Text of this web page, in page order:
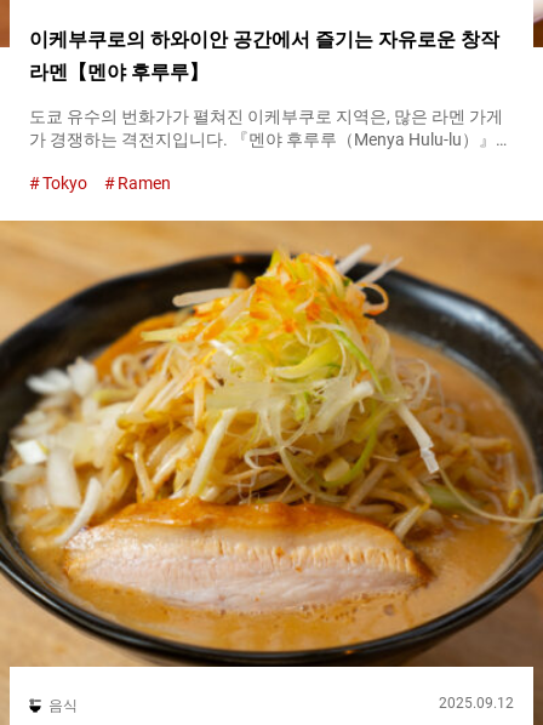
이케부쿠로의 하와이안 공간에서 즐기는 자유로운 창작
라멘【멘야 후루루】
도쿄 유수의 번화가가 펼쳐진 이케부쿠로 지역은, 많은 라멘 가게
가 경쟁하는 격전지입니다. 『멘야 후루루（Menya Hulu-lu）』는
유지하고 있는 명점입니다. 도쿄 굴지의 거대 터미널 역인 이케부
카페 같은 공간이 독특한 개성파 라멘 가게입니다. 가게의 오너 셰
프는, 세계 최초로 라멘 가게에서 미슐랭 가이드의 별을 획득한 가
게에서 １０년간 수련을 쌓은 실력파입니다. ２０１２년에 사랑한
하와이를 이미지한 공간과 라멘을 결합한 『멘야 후루루（Menya
Hulu-lu）』를 오픈했습니다. 세부 사항까지 신경 써서 만든 소재
로 창조한 유일무이한 맛 가게에서 제공하는 라면에 대해, 오너 셰
프는 “제가 특별한 것이 아니라, 매일 생산자를 존경하며, 각 소재
의 매력을 이끌어내면서, 조각을 잘 연결하는 것을 중요하게 생각
합니다”라고 겸손하게 말합니다. 그 자유로운 발상으로 만들어내
는 다채롭고 독창적인 라면은,...
Tokyo Ramen
음식 2025.09.12